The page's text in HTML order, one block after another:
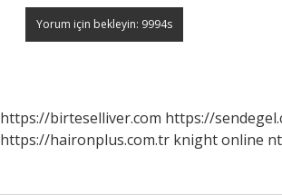
https://birteselliver.com https://
https://haironplus.com.tr knight online